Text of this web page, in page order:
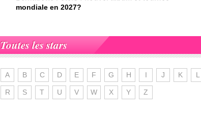
mondiale en 2027?
Toutes les stars
A B C D E F G H I J K L
R S T U V W X Y Z